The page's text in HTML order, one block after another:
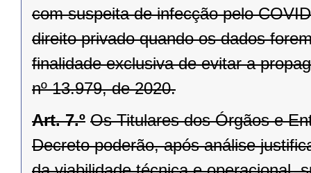
com suspeita de infecção pelo
direito privado quando os dados
finalidade exclusiva de evitar a
nº 13.979, de 2020.
Art. 7.º Os Titulares dos Órgãos e
Decreto poderão, após análise